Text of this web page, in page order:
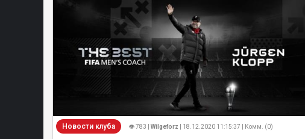
Новости клуба 👁 783 | Wilgeforz | 18.12.2020 11:15:37 | Комм. (0)